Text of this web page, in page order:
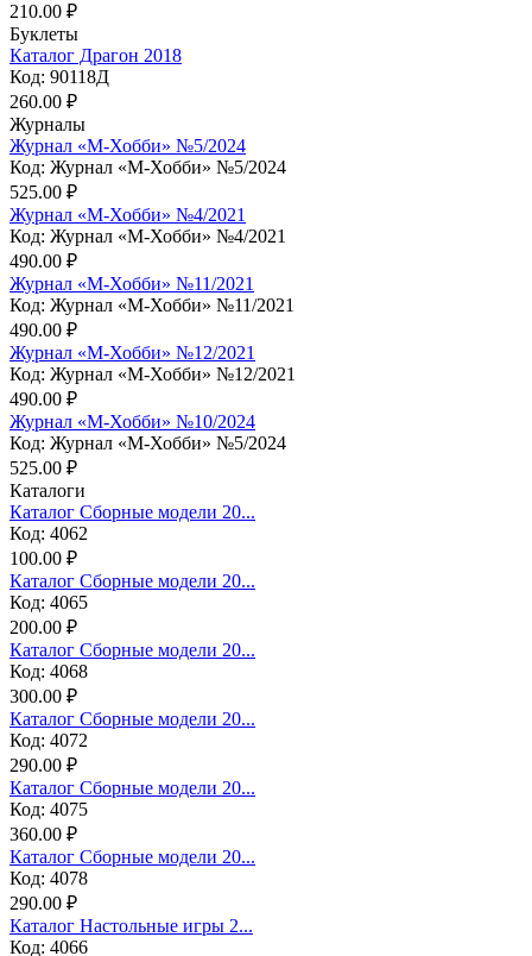
210.00 ₽
Буклеты
Каталог Драгон 2018
Код: 90118Д
260.00 ₽
Журналы
Журнал «М-Хобби» №5/2024
Код: Журнал «М-Хобби» №5/2024
525.00 ₽
Журнал «М-Хобби» №4/2021
Код: Журнал «М-Хобби» №4/2021
490.00 ₽
Журнал «М-Хобби» №11/2021
Код: Журнал «М-Хобби» №11/2021
490.00 ₽
Журнал «М-Хобби» №12/2021
Код: Журнал «М-Хобби» №12/2021
490.00 ₽
Журнал «М-Хобби» №10/2024
Код: Журнал «М-Хобби» №5/2024
525.00 ₽
Каталоги
Каталог Сборные модели 20...
Код: 4062
100.00 ₽
Каталог Сборные модели 20...
Код: 4065
200.00 ₽
Каталог Сборные модели 20...
Код: 4068
300.00 ₽
Каталог Сборные модели 20...
Код: 4072
290.00 ₽
Каталог Сборные модели 20...
Код: 4075
360.00 ₽
Каталог Сборные модели 20...
Код: 4078
290.00 ₽
Каталог Настольные игры 2...
Код: 4066